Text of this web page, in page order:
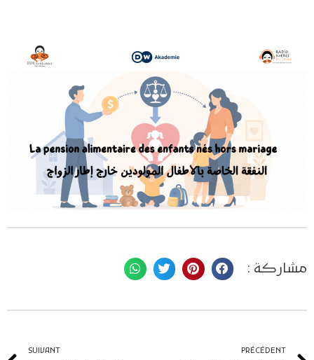
مشاركة :
PRÉCÉDENT
SUIVANT